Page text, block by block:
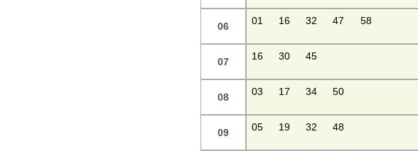
06 01 16 32 47 58
07 16 30 45
08 03 17 34 50
09 05 19 32 48